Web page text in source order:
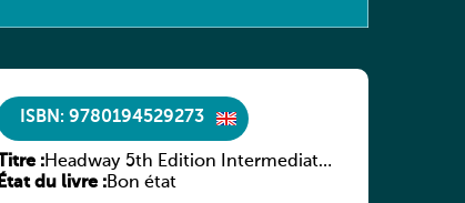
ISBN: 9780194529273
Titre :Headway 5th Edition Intermediate
Culture and Literature Companion
État du livre :Bon état